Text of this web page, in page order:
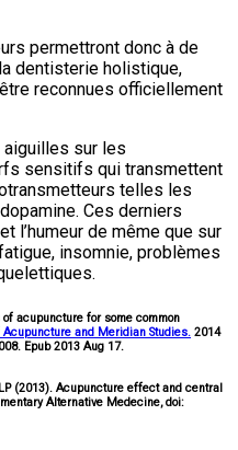
permettront donc à de
dentisterie holistique,
reconnues officiellement
aiguilles sur les
sensitifs qui transmettent
telles les
Ces derniers
l’humeur de même que sur
insomnie, problèmes
acupuncture for some common
Acupuncture and Meridian Studies. 2014
Epub 2013 Aug 17.
(2013). Acupuncture effect and central
Alternative Medecine, doi: